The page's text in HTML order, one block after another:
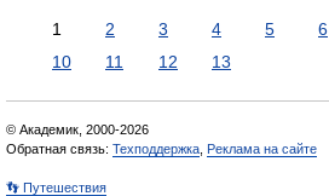
1 2 3 4 5 6
10
11 12 13
© Академик, 2000-2026
Обратная связь: Техподдержка Реклама на сайте
👣 Путешествия